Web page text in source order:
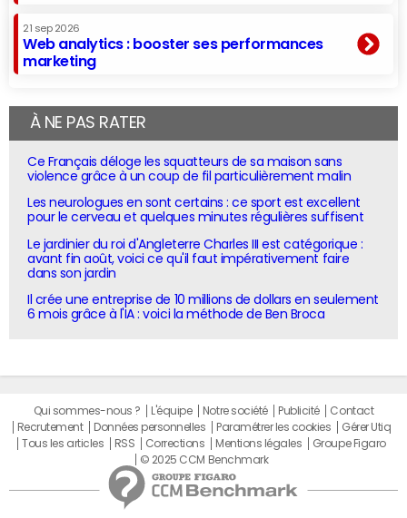
21 sep 2026
Web analytics : booster ses performances
marketing
À NE PAS RATER
Ce Français déloge les squatteurs de sa maison sans
violence grâce à un coup de fil particulièrement malin
Les neurologues en sont certains : ce sport est excellent
pour le cerveau et quelques minutes régulières suffisent
Le jardinier du roi d'Angleterre Charles III est catégorique :
avant fin août, voici ce qu'il faut impérativement faire
dans son jardin
Il crée une entreprise de 10 millions de dollars en seulement
6 mois grâce à l'IA : voici la méthode de Ben Broca
Qui sommes-nous ? L'équipe Notre société Publicité
Contact
Recrutement
Données personnelles Paramétrer les cookies
Gérer Utiq
Tous les articles
RSS Corrections Mentions légales
Groupe Figaro
© 2025 CCM Benchmark